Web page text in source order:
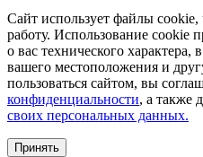
Сайт использует файлы cookie,
работу. Использование cookie
о вас технического характера,
вашего местоположения и
пользоваться сайтом, вы
конфиденциальности, а также
своих персональных данных.
Принять